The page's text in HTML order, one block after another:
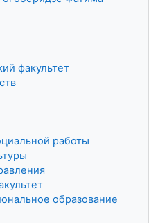
факультет
работы
образование